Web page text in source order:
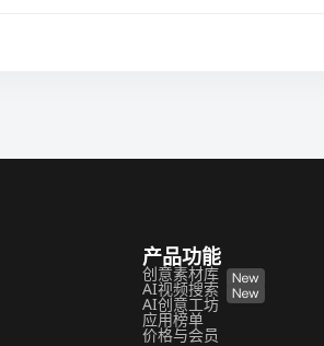
产品功能
创意素材库
AI视频搜索
AI创意工坊
应用榜单
价格与会员